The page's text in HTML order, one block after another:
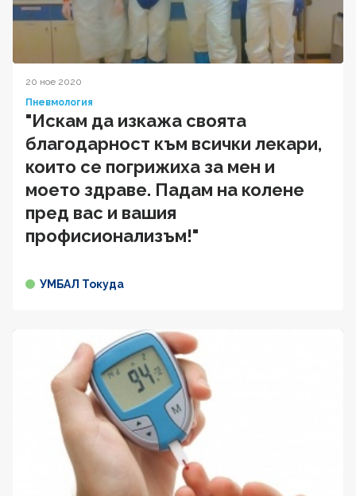
20 ное 2020
Пневмология
"Искам да изкажа своята
благодарност към всички лекари,
които се погрижиха за мен и
моето здраве. Падам на колене
пред вас и вашия
профисионализъм!"
УМБАЛ Токуда